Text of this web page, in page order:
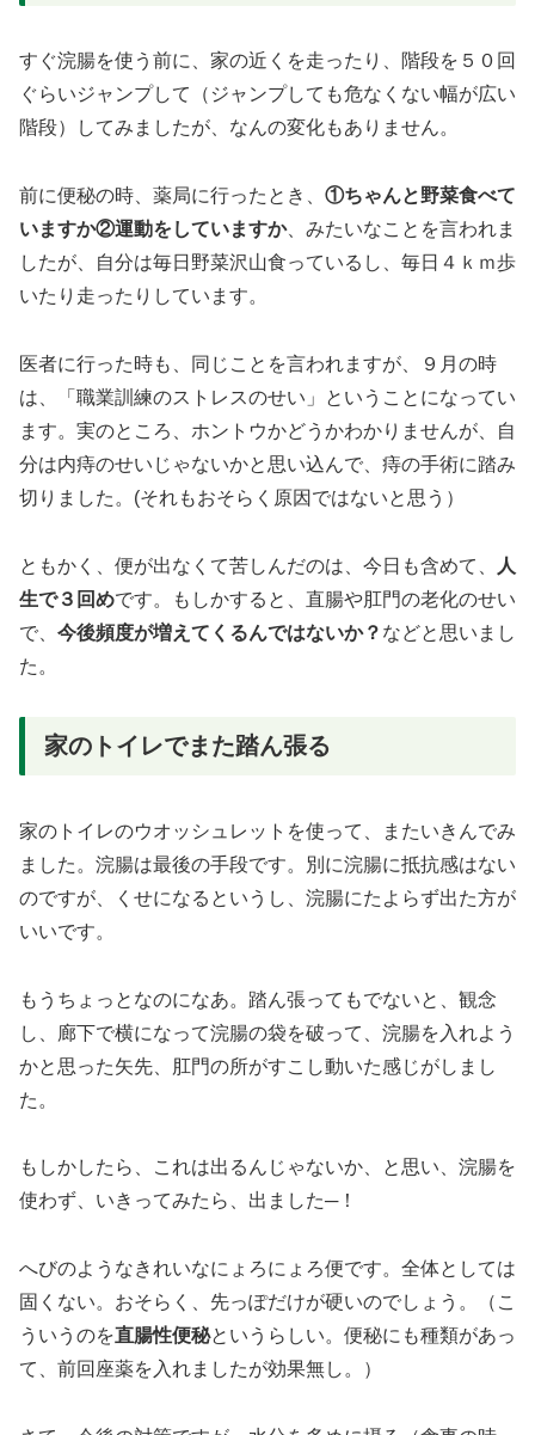
すぐ浣腸を使う前に、家の近くを走ったり、階段を５０回
ぐらいジャンプして（ジャンプしても危なくない幅が広い
階段）してみましたが、なんの変化もありません。
前に便秘の時、薬局に行ったとき、 ①ちゃんと野菜食べて
いますか②運動をしていますか、みたいなことを言われま
したが、自分は毎日野菜沢山食っているし、毎日４ｋｍ歩
いたり走ったりしています。
医者に行った時も、同じことを言われますが、９月の時
は、「職業訓練のストレスのせい」ということになってい
ます。実のところ、ホントウかどうかわかりませんが、自
分は内痔のせいじゃないかと思い込んで、痔の手術に踏み
切りました。(それもおそらく原因ではないと思う）
ともかく、便が出なくて苦しんだのは、今日も含めて、
人
生で３回めです。もしかすると、直腸や肛門の老化のせい
で、 今後頻度が増えてくるんではないか？ などと思いまし
た。
家のトイレでまた踏ん張る
家のトイレのウオッシュレットを使って、またいきんでみ
ました。浣腸は最後の手段です。別に浣腸に抵抗感はない
のですが、くせになるというし、浣腸にたよらず出た方が
いいです。
もうちょっとなのになあ。踏ん張ってもでないと、観念
し、廊下で横になって浣腸の袋を破って、浣腸を入れよう
かと思った矢先、肛門の所がすこし動いた感じがしまし
た。
もしかしたら、これは出るんじゃないか、と思い、浣腸を
使わず、いきってみたら、出ました─！
へびのようなきれいなにょろにょろ便です。全体としては
固くない。おそらく、先っぽだけが硬いのでしょう。（こ
ういうのを直腸性便秘というらしい。便秘にも種類があっ
て、前回座薬を入れましたが効果無し。）